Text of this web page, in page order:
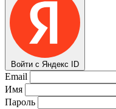
Войти с Яндекс ID
Email
Имя
Пароль